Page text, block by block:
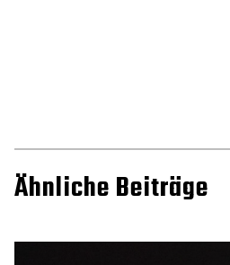
Ähnliche Beiträge